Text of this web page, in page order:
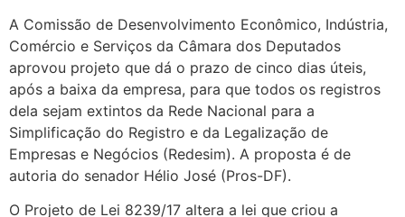
A Comissão de Desenvolvimento Econômico, Indústria,
Comércio e Serviços da Câmara dos Deputados
aprovou projeto que dá o prazo de cinco dias úteis,
após a baixa da empresa, para que todos os registros
dela sejam extintos da Rede Nacional para a
Simplificação do Registro e da Legalização de
Empresas e Negócios (Redesim). A proposta é de
autoria do senador Hélio José (Pros-DF).
O Projeto de Lei 8239/17 altera a lei que criou a